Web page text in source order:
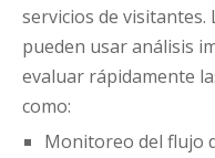
servicios de
pueden usar análisis
evaluar rápidamente
como:
Monitoreo del flujo